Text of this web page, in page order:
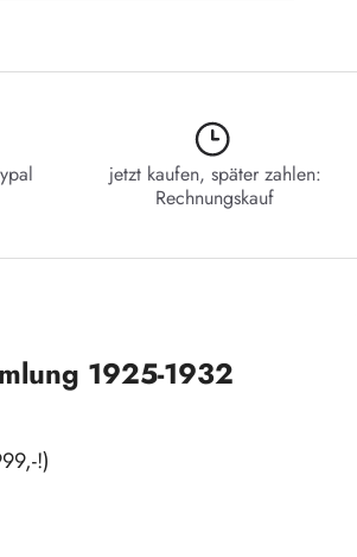
jetzt kaufen, später zahlen:
Rechnungskauf
1925-1932
!)